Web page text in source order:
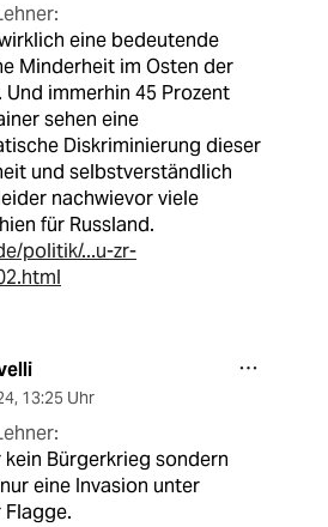
eine bedeutende
Minderheit im Osten der
Und immerhin 45 Prozent
sehen eine
Diskriminierung dieser
und selbstverständlich
nachwievor viele
für Russland.
politik/...u-zr-
, 13:25 Uhr
kein Bürgerkrieg sondern
eine Invasion unter